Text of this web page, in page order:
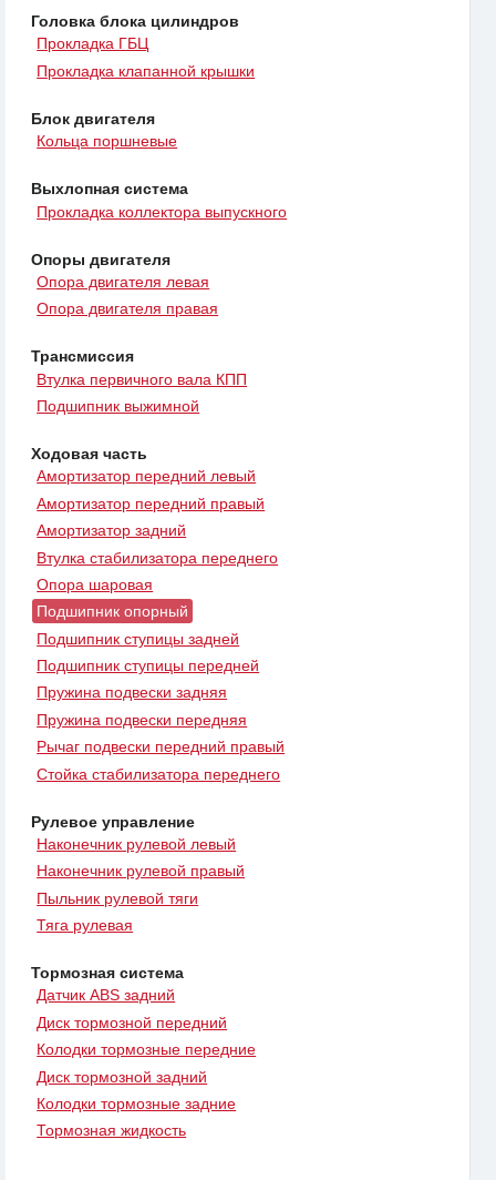
Головка блока цилиндров
Прокладка ГБЦ
Прокладка клапанной крышки
Блок двигателя
Кольца поршневые
Выхлопная система
Прокладка коллектора выпускного
Опоры двигателя
Опора двигателя левая
Опора двигателя правая
Трансмиссия
Втулка первичного вала КПП
Подшипник выжимной
Ходовая часть
Амортизатор передний левый
Амортизатор передний правый
Амортизатор задний
Втулка стабилизатора переднего
Опора шаровая
Подшипник опорный
Подшипник ступицы задней
Подшипник ступицы передней
Пружина подвески задняя
Пружина подвески передняя
Рычаг подвески передний правый
Стойка стабилизатора переднего
Рулевое управление
Наконечник рулевой левый
Наконечник рулевой правый
Пыльник рулевой тяги
Тяга рулевая
Тормозная система
Датчик ABS задний
Диск тормозной передний
Колодки тормозные передние
Диск тормозной задний
Колодки тормозные задние
Тормозная жидкость